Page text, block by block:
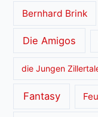
Bernhard Brink
Die Amigos
die Jungen
Fantasy